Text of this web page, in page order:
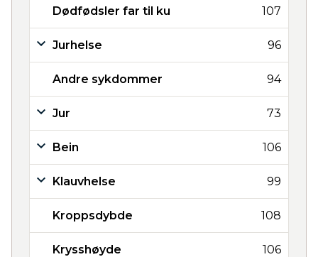
Dødfødsler far til ku 107
Jurhelse 96
Andre sykdommer 94
Jur 73
Bein 106
Klauvhelse 99
Kroppsdybde 108
Krysshøyde 106